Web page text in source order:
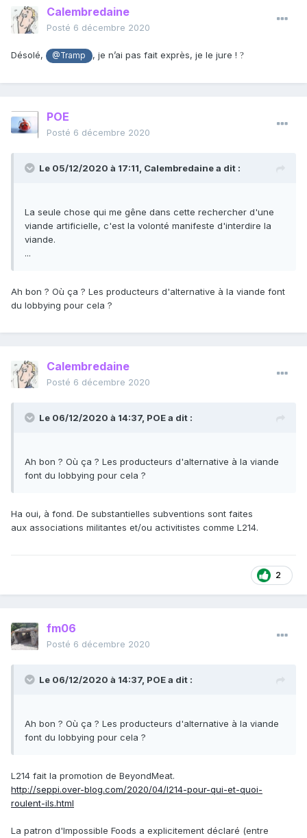
Calembredaine
Posté 6 décembre 2020
Désolé, @Tramp , je n’ai pas fait exprès, je le jure ! ?
POE
Posté 6 décembre 2020
Le 05/12/2020 à 17:11, Calembredainea dit :
La seule chose qui me gêne dans cette rechercher d'une
viande artificielle, c'est la volonté manifeste d'interdire la
viande.
...
Ah bon ? Où ça ? Les producteurs d'alternative à la viande font
du lobbying pour cela ?
Calembredaine
Posté 6 décembre 2020
Le 06/12/2020 à 14:37, POEa dit :
Ah bon ? Où ça ? Les producteurs d'alternative à la viande
font du lobbying pour cela ?
Ha oui, à fond. De substantielles subventions sont faites
aux associations militantes et/ou activitistes comme L214.
2
fm06
Posté 6 décembre 2020
Le 06/12/2020 à 14:37, POEa dit :
Ah bon ? Où ça ? Les producteurs d'alternative à la viande
font du lobbying pour cela ?
L214 fait la promotion de BeyondMeat.
http://seppi.over-blog.com/2020/04/l214-pour-qui-et-quoi-
roulent-ils.html
La patron d'Impossible Foods a explicitement déclaré (entre